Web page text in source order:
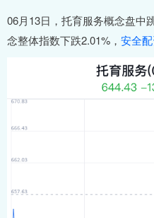
06月13日，托育服务概念盘中
念整体指数下跌2.01%， 安全